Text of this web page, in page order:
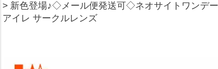
新色登場♪◇メール便発送可◇ネオサイトワンデ
アイレ サークルレンズ